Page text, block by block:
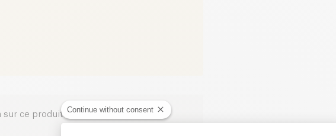
sur ce produit ici
Continue without consent